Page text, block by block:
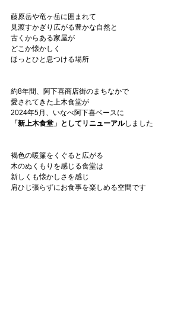
藤原岳や竜ヶ岳に囲まれて
見渡すかぎり広がる豊かな自然と
古くからある家屋が
どこか懐かしく
ほっとひと息つける場所
約8年間、阿下喜商店街のまちなかで
愛されてきた上木食堂が
2024年5月、いなべ阿下喜ベースに
「新上木食堂」としてリニューアルしました
褐色の暖簾をくぐると広がる
木のぬくもりを感じる食堂は
新しくも懐かしさを感じ
肩ひじ張らずにお食事を楽しめる空間です